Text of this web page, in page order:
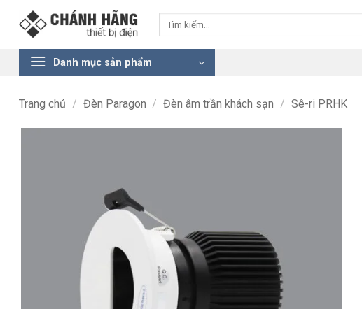
Danh mục sản phẩm
Trang chủ / Đèn Paragon / Đèn âm trần khách sạn / Sê-ri PRHK